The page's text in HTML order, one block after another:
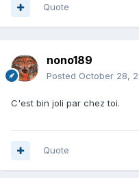
Quote
nono189
Posted October 28,
C'est bin joli par chez toi.
Quote